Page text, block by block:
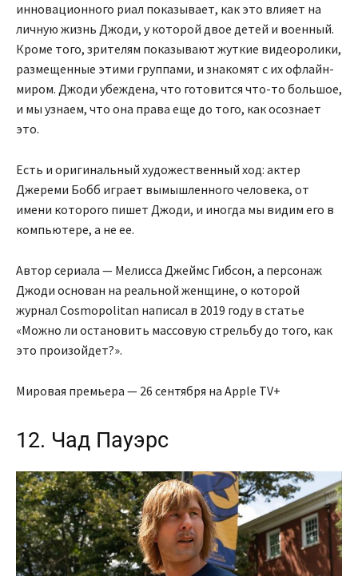
инновационного риал показывает, как это влияет на
личную жизнь Джоди, у которой двое детей и военный.
Кроме того, зрителям показывают жуткие видеоролики,
размещенные этими группами, и знакомят с их офлайн-
миром. Джоди убеждена, что готовится что-то большое,
и мы узнаем, что она права еще до того, как осознает
это.
Есть и оригинальный художественный ход: актер
Джереми Бобб играет вымышленного человека, от
имени которого пишет Джоди, и иногда мы видим его в
компьютере, а не ее.
Автор сериала — Мелисса Джеймс Гибсон, а персонаж
Джоди основан на реальной женщине, о которой
журнал Cosmopolitan написал в 2019 году в статье
«Можно ли остановить массовую стрельбу до того, как
это произойдет?».
Мировая премьера — 26 сентября на Apple TV+
12. Чад Пауэрс